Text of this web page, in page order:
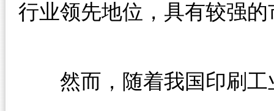
行业领先地位，具有较强
然而，随着我国印刷工